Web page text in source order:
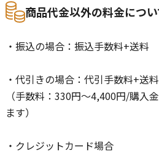
商品代金以外の料金につい
・振込の場合：振込手数料+送料
・代引きの場合：代引手数料+送料
（手数料：330円〜4,400円/購入
ます）
・クレジットカード場合